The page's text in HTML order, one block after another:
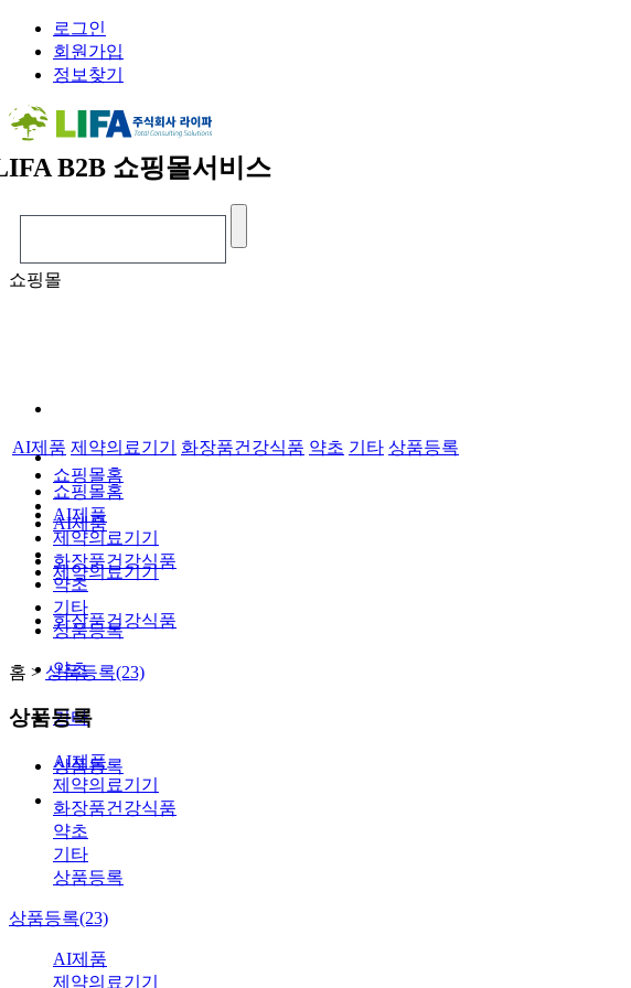
로그인
회원가입
정보찾기
B2B 쇼핑몰서비스
쇼핑몰
쇼핑몰홈
AI제품
제약의료기기
화장품건강식품
약초
기타
상품등록
AI제품 제약의료기기 화장품건강식품 약초 기타 상품등록
쇼핑몰홈
AI제품
제약의료기기
화장품건강식품
약초
기타
상품등록
홈 > 상품등록(23)
상품등록
AI제품
제약의료기기
화장품건강식품
약초
기타
상품등록
상품등록(23)
AI제품
제약의료기기